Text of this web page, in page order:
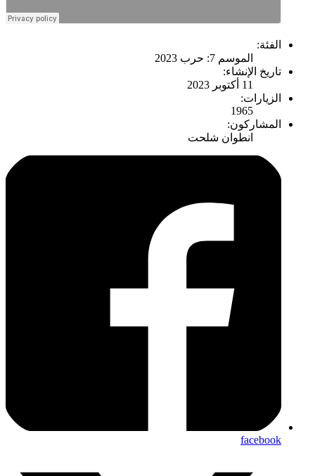
الفئة:
الموسم 7: حرب 2023
تاريخ الإنشاء:
11 أكتوبر 2023
الزيارات:
1965
المشاركون:
انطوان شلحت
facebook